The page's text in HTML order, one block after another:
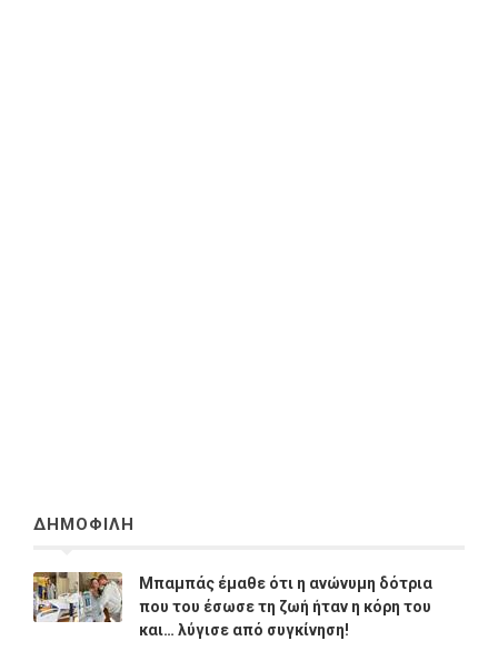
ΔΗΜΟΦΙΛΗ
Μπαμπάς έμαθε ότι η ανώνυμη δότρια
που του έσωσε τη ζωή ήταν η κόρη του
και… λύγισε από συγκίνηση!